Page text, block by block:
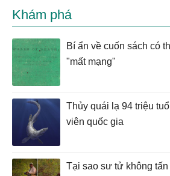
Khám phá
Bí ẩn về cuốn sách có
"mất mạng"
Thủy quái lạ 94 triệu
viên quốc gia
Tại sao sư tử không